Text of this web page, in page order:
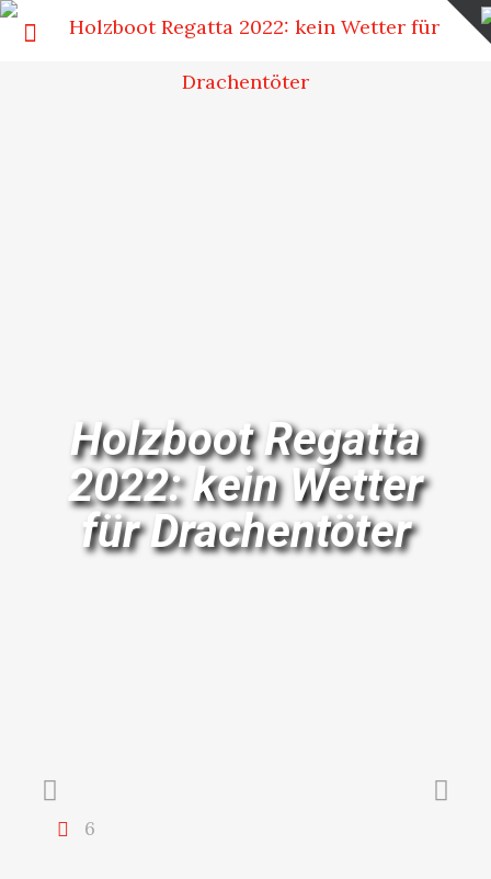
Holzboot Regatta
2022: kein Wetter
für Drachentöter
6